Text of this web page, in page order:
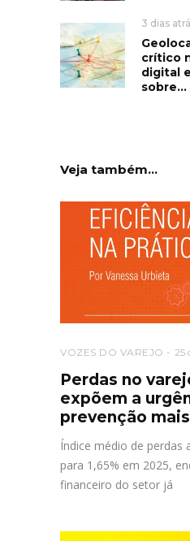
3 dias
crítico
digital
sobre...
Veja também...
VOZES DO VAREJO 25
Perdas no
expõem a
prevenção
Índice médio de perdas
para 1,65% em 2025,
financeiro do setor já